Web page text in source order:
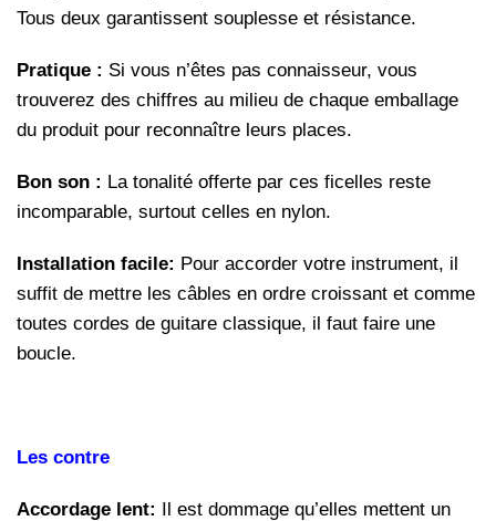
Tous deux garantissent souplesse et résistance.
Pratique : Si vous n’êtes pas connaisseur, vous
trouverez des chiffres au milieu de chaque emballage
du produit pour reconnaître leurs places.
Bon son : La tonalité offerte par ces ficelles reste
incomparable, surtout celles en nylon.
Installation facile: Pour accorder votre instrument, il
suffit de mettre les câbles en ordre croissant et comme
toutes cordes de guitare classique, il faut faire une
boucle.
Les contre
Accordage lent: Il est dommage qu’elles mettent un